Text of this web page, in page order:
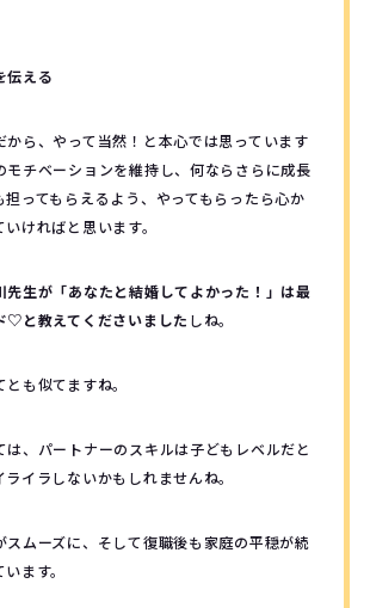
伝える
から、やって当然！と本心では思っています
モチベーションを維持し、何ならさらに成長
担ってもらえるよう、やってもらったら心か
ければと思います。
先生が「あなたと結婚してよかった！」は最
♡と教えてくださいました しね。
も似てますね。
は、パートナーのスキルは子どもレベルだと
イラしないかもしれませんね。
スムーズに、そして復職後も家庭の平穏が続
ます。